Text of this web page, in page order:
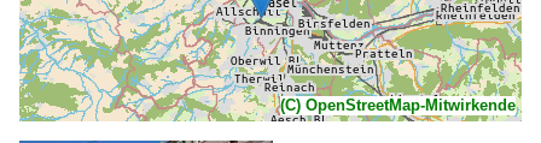
(C) OpenStreetMap-Mitwirkende